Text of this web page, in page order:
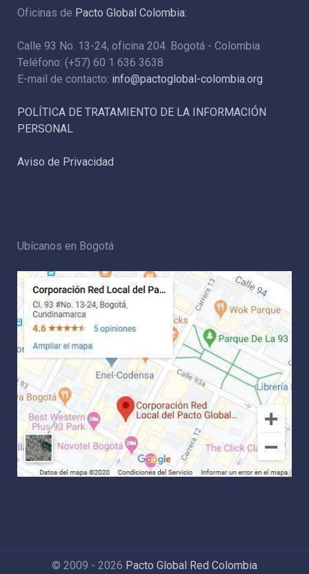
Oficinas de Pacto Global Colombia:
Calle 93 No. 13-24, oficina 204. Bogotá - Colombia
Teléfono: (+57) 60 1 636 3638
E-mail de contacto: info@pactoglobal-colombia.org
POLÍTICA DE TRATAMIENTO DE LA INFORMACIÓN
PERSONAL
Aviso de Privacidad
Ubícanos en Bogotá
© 2009 - 2026 Pacto Global Red Colombia